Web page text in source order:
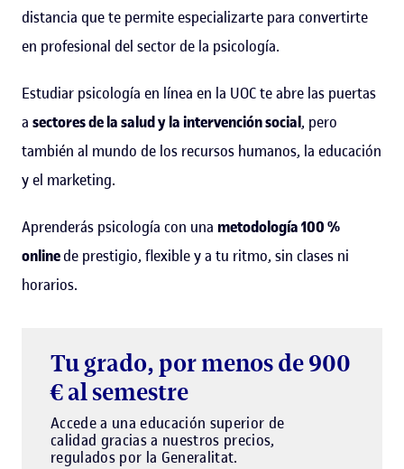
distancia que te permite especializarte para convertirte
en profesional del sector de la psicología.
Estudiar psicología en línea en la UOC te abre las puertas
a sectores de la salud y la intervención social, pero
también al mundo de los recursos humanos, la educación
y el marketing.
Aprenderás psicología con una metodología 100 %
onlinede prestigio, flexible y a tu ritmo, sin clases ni
horarios.
Tu grado, por menos de 900
€ al semestre
Accede a una educación superior de
calidad gracias a nuestros precios,
regulados por la Generalitat.